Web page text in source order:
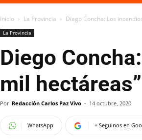
Inicio La Provincia Diego Concha: Los
La Provincia
Diego
mil hectáreas”
Por Redacción Carlos Paz Vivo - 14 octubre, 2020
WhatsApp + Seguinos en